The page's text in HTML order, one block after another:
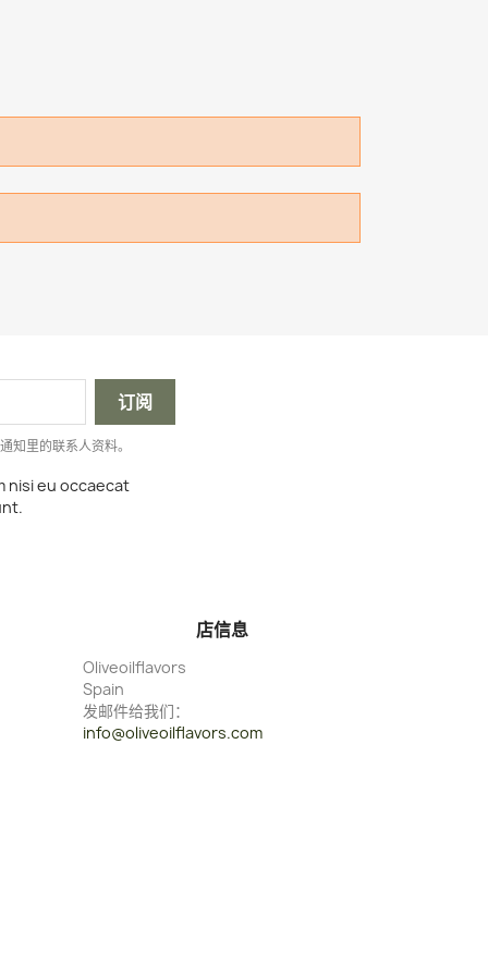
知里的联系人资料。
nisi eu occaecat
店信息
Oliveoilflavors
Spain
发邮件给我们：
info@oliveoilflavors.com